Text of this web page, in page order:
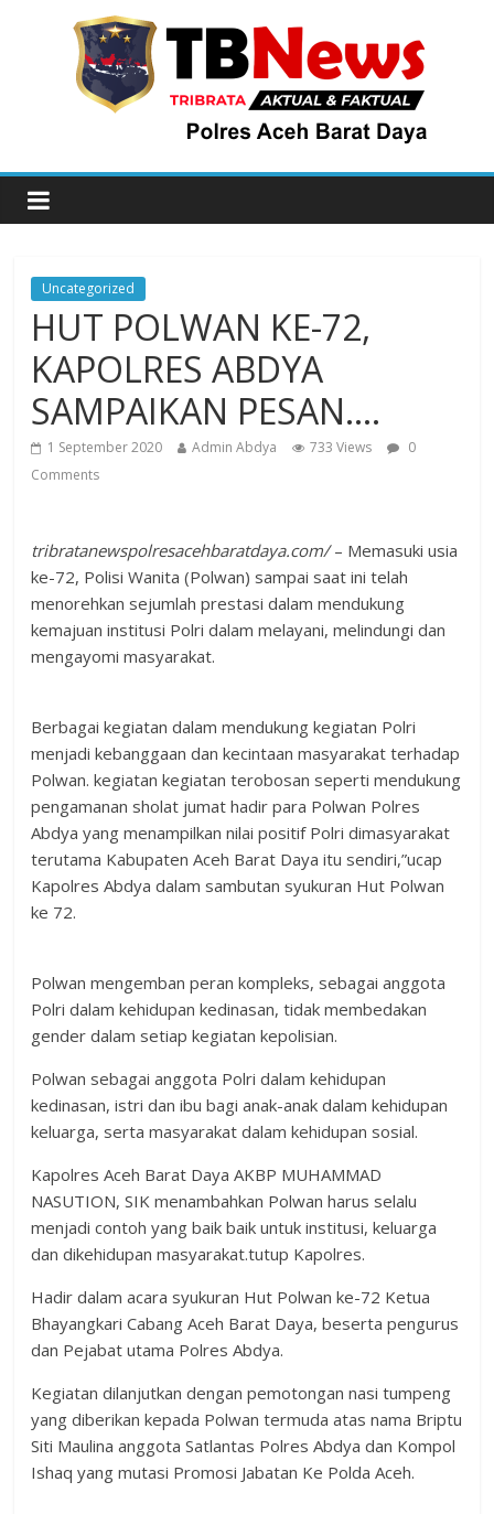
Uncategorized
HUT POLWAN KE-72,
KAPOLRES ABDYA
SAMPAIKAN PESAN….
1 September 2020 Admin Abdya 733 Views
0
Comments
tribratanewspolresacehbaratdaya.com/– Memasuki usia
ke-72, Polisi Wanita (Polwan) sampai saat ini telah
menorehkan sejumlah prestasi dalam mendukung
kemajuan institusi Polri dalam melayani, melindungi dan
mengayomi masyarakat.
Berbagai kegiatan dalam mendukung kegiatan Polri
menjadi kebanggaan dan kecintaan masyarakat terhadap
Polwan. kegiatan kegiatan terobosan seperti mendukung
pengamanan sholat jumat hadir para Polwan Polres
Abdya yang menampilkan nilai positif Polri dimasyarakat
terutama Kabupaten Aceh Barat Daya itu sendiri,”ucap
Kapolres Abdya dalam sambutan syukuran Hut Polwan
ke 72.
Polwan mengemban peran kompleks, sebagai anggota
Polri dalam kehidupan kedinasan, tidak membedakan
gender dalam setiap kegiatan kepolisian.
Polwan sebagai anggota Polri dalam kehidupan
kedinasan, istri dan ibu bagi anak-anak dalam kehidupan
keluarga, serta masyarakat dalam kehidupan sosial.
Kapolres Aceh Barat Daya AKBP MUHAMMAD
NASUTION, SIK menambahkan Polwan harus selalu
menjadi contoh yang baik baik untuk institusi, keluarga
dan dikehidupan masyarakat.tutup Kapolres.
Hadir dalam acara syukuran Hut Polwan ke-72 Ketua
Bhayangkari Cabang Aceh Barat Daya, beserta pengurus
dan Pejabat utama Polres Abdya.
Kegiatan dilanjutkan dengan pemotongan nasi tumpeng
yang diberikan kepada Polwan termuda atas nama Briptu
Siti Maulina anggota Satlantas Polres Abdya dan Kompol
Ishaq yang mutasi Promosi Jabatan Ke Polda Aceh.